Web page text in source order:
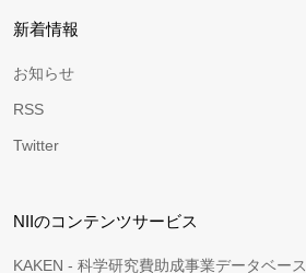
新着情報
お知らせ
RSS
Twitter
NIIのコンテンツサービス
KAKEN - 科学研究費助成事業データベース